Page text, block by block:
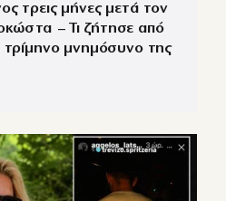
τρεις μήνες μετά τον
– Τι ζήτησε από
τρίμηνο μνημόσυνο της